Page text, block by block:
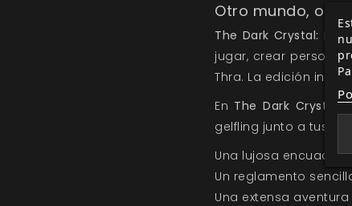
Otro mundo, otra
The Dark Crystal: El
jugar, crear
Thra. La edición
En The Dark Crystal:
gelfling junto a tus
Una lujosa
Un reglamento
Una extensa